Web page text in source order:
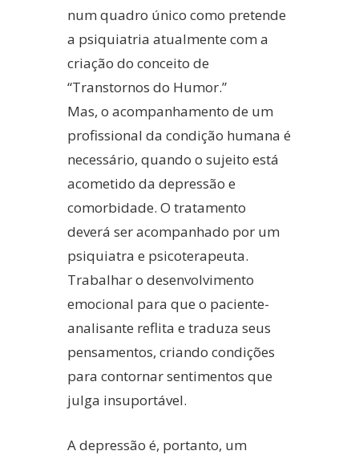
num quadro único como pretende
a psiquiatria atualmente com a
criação do conceito de
“Transtornos do Humor.”
Mas, o acompanhamento de um
profissional da condição humana é
necessário, quando o sujeito está
acometido da depressão e
comorbidade. O tratamento
deverá ser acompanhado por um
psiquiatra e psicoterapeuta.
Trabalhar o desenvolvimento
emocional para que o paciente-
analisante reflita e traduza seus
pensamentos, criando condições
para contornar sentimentos que
julga insuportável.
A depressão é, portanto, um